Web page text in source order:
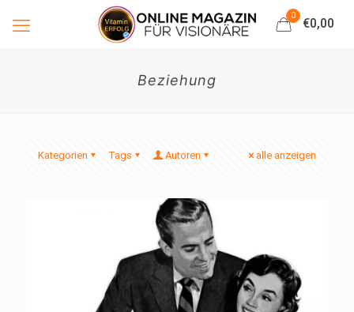
0
€0,00
Beziehung
Kategorien Tags Autoren alle anzeigen